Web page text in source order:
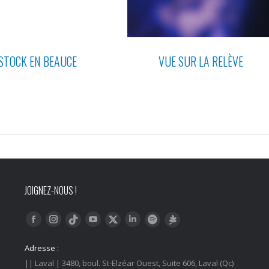
EN BEAUCE VUE SUR LA RELÈVE
JOIGNEZ-NOUS !
Trouvez nous sur :
FacebookInstagram
Tiktok YouTubeTwitter LinkedInSpotify
Adresse :
|| Laval | 3480, boul. St-Elzéar Ouest, Suite 606, Laval (Qc)